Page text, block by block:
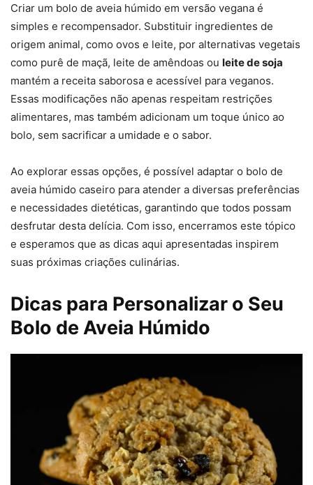
Criar um bolo de aveia húmido em versão vegana é
simples e recompensador. Substituir ingredientes de
origem animal, como ovos e leite, por alternativas vegetais
como purê de maçã, leite de amêndoas ou leite de soja
mantém a receita saborosa e acessível para veganos.
Essas modificações não apenas respeitam restrições
alimentares, mas também adicionam um toque único ao
bolo, sem sacrificar a umidade e o sabor.
Ao explorar essas opções, é possível adaptar o bolo de
aveia húmido caseiro para atender a diversas preferências
e necessidades dietéticas, garantindo que todos possam
desfrutar desta delícia. Com isso, encerramos este tópico
e esperamos que as dicas aqui apresentadas inspirem
suas próximas criações culinárias.
Dicas para Personalizar o Seu
Bolo de Aveia Húmido